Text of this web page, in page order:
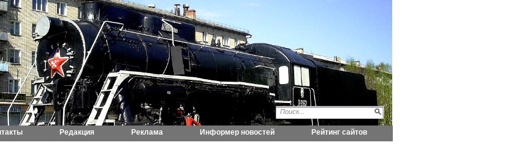
Редакция Реклама Информер новостей Рейтинг сайтов